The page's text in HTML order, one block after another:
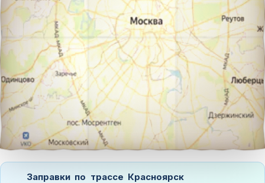
Заправки по трассе Красноярск